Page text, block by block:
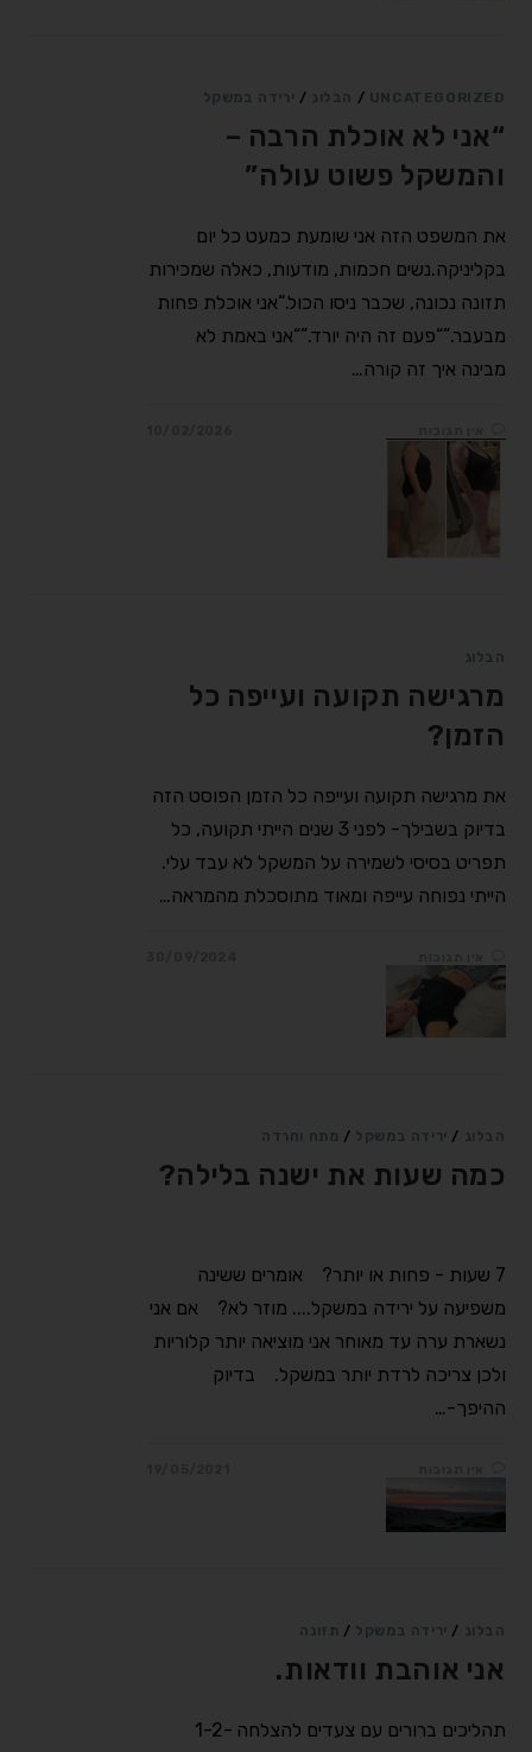
UNCATEGORIZED
/ הבלוג / ירידה במשקל
“אני לא אוכלת הרבה –
והמשקל פשוט עולה”
את המשפט הזה אני שומעת כמעט כל יום
בקליניקה.נשים חכמות, מודעות, כאלה שמכירות
תזונה נכונה, שכבר ניסו הכול.“אני אוכלת פחות
מבעבר.”“פעם זה היה יורד.”“אני באמת לא
מבינה איך זה קורה…
הבלוג
מרגישה תקועה ועייפה כל
הזמן?
את מרגישה תקועה ועייפה כל הזמן הפוסט הזה
בדיוק בשבילך- לפני 3 שנים הייתי תקועה, כל
תפריט בסיסי לשמירה על המשקל לא עבד עלי.
הייתי נפוחה עייפה ומאוד מתוסכלת מהמראה…
הבלוג / ירידה במשקל / מתח וחרדה
כמה שעות את ישנה בלילה?
7 שעות - פחות או יותר?⠀ אומרים ששינה
משפיעה על ירידה במשקל.... מוזר לא?⠀ אם אני
נשארת ערה עד מאוחר אני מוציאה יותר קלוריות
ולכן צריכה לרדת יותר במשקל.⠀ בדיוק
ההיפך-…
הבלוג / ירידה במשקל / תזונה
אני אוהבת וודאות.
תהליכים ברורים עם צעדים להצלחה 1-2-